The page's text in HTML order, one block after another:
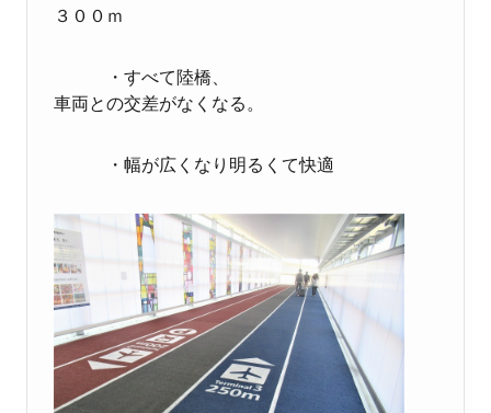
３００ｍ
・すべて陸橋、
車両との交差がなくなる。
・幅が広くなり明るくて快適